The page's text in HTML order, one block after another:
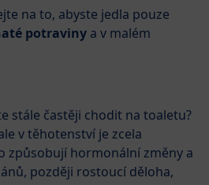
na to, abyste jedla pouze
potraviny a v malém
stále častěji chodit na toaletu?
v těhotenství je zcela
způsobují hormonální změny a
později rostoucí děloha,